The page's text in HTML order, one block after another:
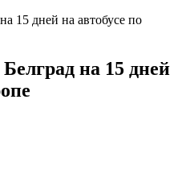
на 15 дней